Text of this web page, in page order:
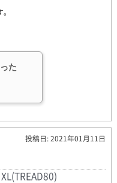
た
投稿日: 2021年01月11日